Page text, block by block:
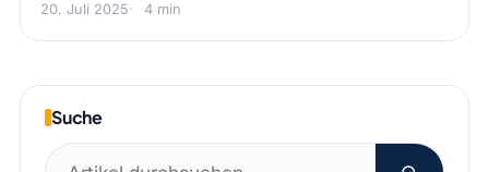
20. Juli 2025 4 min
Suche
Suchen